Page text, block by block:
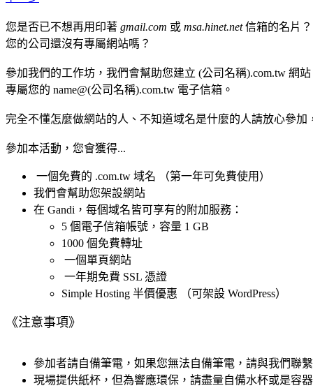
您是否已不想再用印著 gmail.com 或 msa.hinet.net信箱的名片？
您的公司還沒有專屬網站嗎？
參加我們的工作坊，我們會幫助您建立 (公司名稱).com.tw 網
專屬您的 name@(公司名稱).com.tw 電子信箱。
完全不懂怎麼做網站的人、不知道域名是什麼的人請放心參加
參加本活動，您會獲得...
一個免費的 .com.tw 域名 （第一年可免費使用）
我們會幫助您架設網站
在 Gandi，每個域名皆可享有的附加服務：
5 個電子信箱帳號，容量 1 GB
1000 個免費轉址
一個單頁網站
一年期免費 SSL 憑證
Simple Hosting 半價優惠 （可架設 WordPress）
《注意事項》
參加者請自備筆電，如果您無法自備筆電，請與我們聯
現場提供紙杯，但為響應環保，請盡量自備水杯或是容